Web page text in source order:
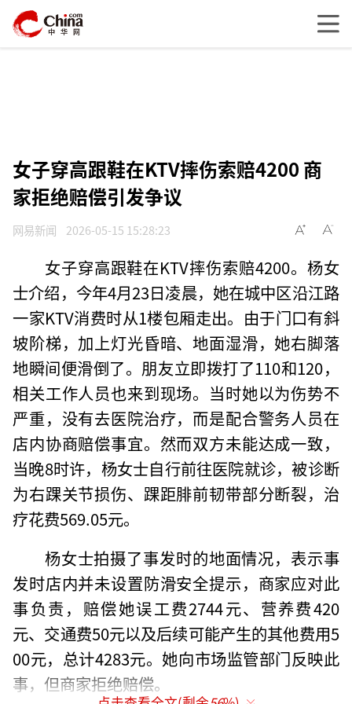
女子穿高跟鞋在KTV摔伤索赔4200 商
家拒绝赔偿引发争议
网易新闻 2026-05-15 15:28:23
女子穿高跟鞋在KTV摔伤索赔4200。杨女
士介绍，今年4月23日凌晨，她在城中区沿江路
一家KTV消费时从1楼包厢走出。由于门口有斜
坡阶梯，加上灯光昏暗、地面湿滑，她右脚落
地瞬间便滑倒了。朋友立即拨打了110和120，
相关工作人员也来到现场。当时她以为伤势不
严重，没有去医院治疗，而是配合警务人员在
店内协商赔偿事宜。然而双方未能达成一致，
当晚8时许，杨女士自行前往医院就诊，被诊断
为右踝关节损伤、踝距腓前韧带部分断裂，治
疗花费569.05元。
杨女士拍摄了事发时的地面情况，表示事
发时店内并未设置防滑安全提示，商家应对此
事负责，赔偿她误工费2744元、营养费420
元、交通费50元以及后续可能产生的其他费用5
00元，总计4283元。她向市场监管部门反映此
事，但商家拒绝赔偿。